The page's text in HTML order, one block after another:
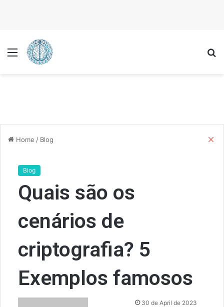
Menu
Home / Blog
Blog
Quais são os
cenários de
criptografia? 5
Exemplos famosos
30 de April de 2023